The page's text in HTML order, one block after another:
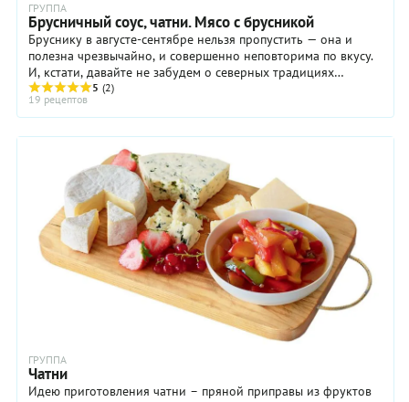
ГРУППА
Брусничный соус, чатни. Мясо с брусникой
Бруснику в августе-сентябре нельзя пропустить — она и
полезна чрезвычайно, и совершенно неповторима по вкусу.
И, кстати, давайте не забудем о северных традициях
готовить мясо с брусничным соусом. С ...
5 (2)
19 рецептов
ГРУППА
Чатни
Идею приготовления чатни – пряной приправы из фруктов